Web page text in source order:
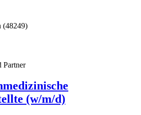
(48249)
Partner
(w/m/d)